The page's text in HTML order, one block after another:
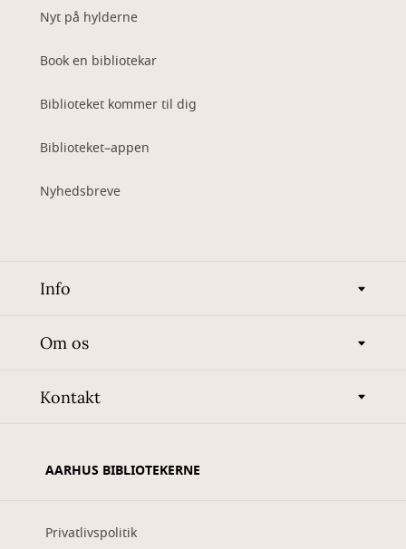
Nyt på hylderne
Book en bibliotekar
Biblioteket kommer til dig
Biblioteket–appen
Nyhedsbreve
Info
Om os
Kontakt
AARHUS BIBLIOTEKERNE
Privatlivspolitik